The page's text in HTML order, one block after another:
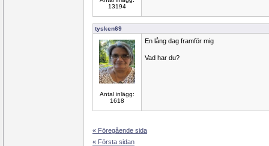
13194
tysken69
Antal inlägg:
1618
En lång dag framför mig
Vad har du?
« Föregående sida
« Första sidan